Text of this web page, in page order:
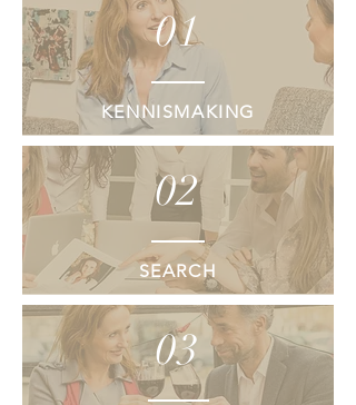
01
KENNISMAKING
02
SEARCH
03